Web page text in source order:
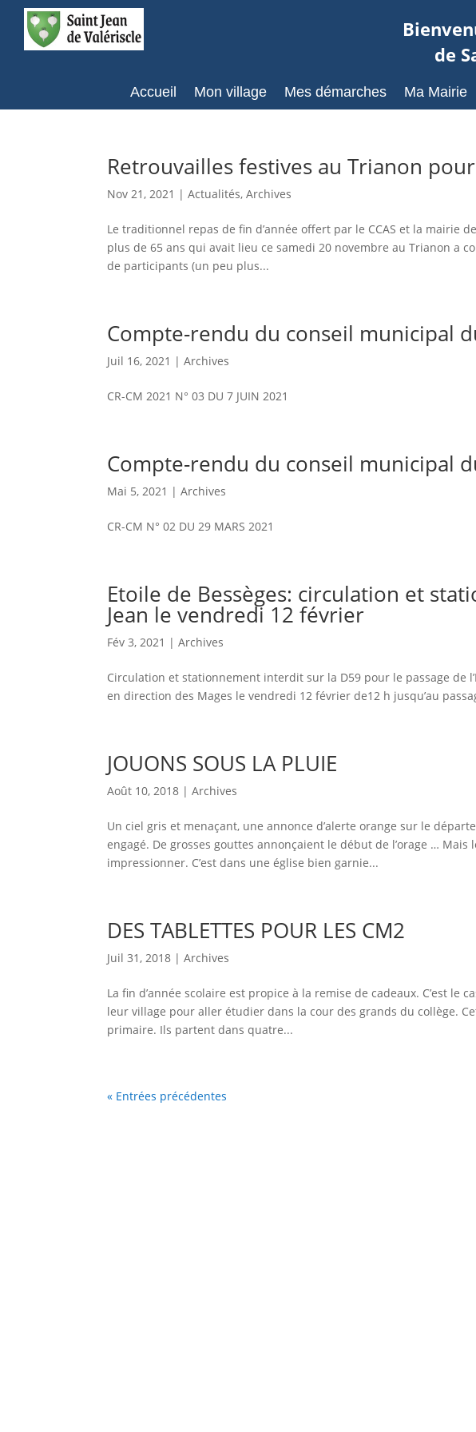
de
Accueil Mon village Mes démarches Ma Mairie
Retrouvailles festives au Trianon
Nov 21, 2021 |Actualités,Archives
Le traditionnel repas de fin d’année offert par le CCAS et la mairie
plus de 65 ans qui avait lieu ce samedi 20 novembre au Trianon a
de participants (un peu plus...
Compte-rendu du conseil municipal
Juil 16, 2021 |Archives
CR-CM 2021 N° 03 DU 7 JUIN 2021
Compte-rendu du conseil municipal
Mai 5, 2021 |Archives
CR-CM N° 02 DU 29 MARS 2021
Etoile de Bessèges: circulation et
Jean le vendredi 12 février
Fév 3, 2021 |Archives
Circulation et stationnement interdit sur la D59 pour le passage de
en direction des Mages le vendredi 12 février de12 h jusqu’au
JOUONS SOUS LA PLUIE
Août 10, 2018 |Archives
Un ciel gris et menaçant, une annonce d’alerte orange sur le
engagé. De grosses gouttes annonçaient le début de l’orage … Mais
impressionner. C’est dans une église bien garnie...
DES TABLETTES POUR LES CM2
Juil 31, 2018 |Archives
La fin d’année scolaire est propice à la remise de cadeaux. C’est le
leur village pour aller étudier dans la cour des grands du collège.
primaire. Ils partent dans quatre...
« Entrées précédentes